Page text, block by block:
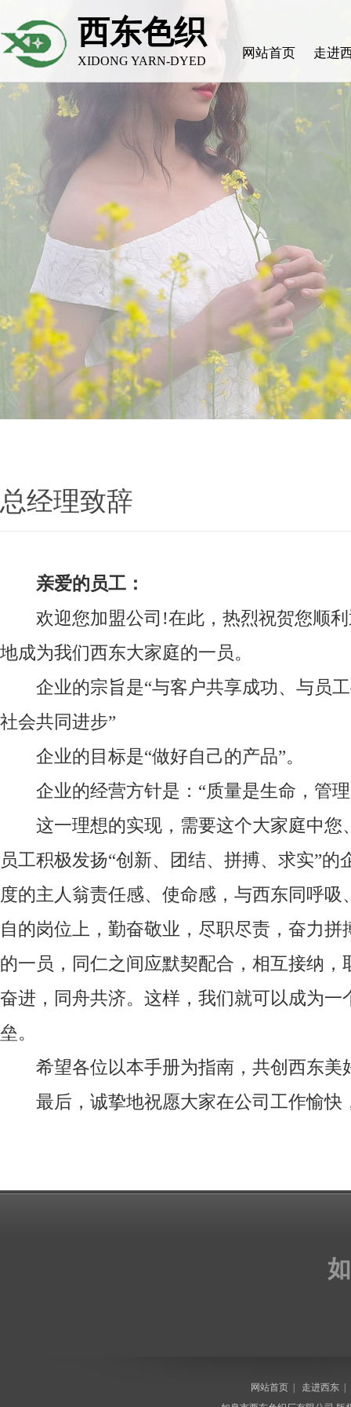
西东色织
XIDONG YARN-DYED
网站首页 走进
总经理致辞
亲爱的员工：
欢迎您加盟公司!在此，热烈祝贺您顺利
地成为我们西东大家庭的一员。
企业的宗旨是“与客户共享成功、与员工
社会共同进步”
企业的目标是“做好自己的产品”。
企业的经营方针是：“质量是生命，管理
这一理想的实现，需要这个大家庭中您
员工积极发扬“创新、团结、拼搏、求实”的
度的主人翁责任感、使命感，与西东同呼吸
自的岗位上，勤奋敬业，尽职尽责，奋力拼
的一员，同仁之间应默契配合，相互接纳，
奋进，同舟共济。这样，我们就可以成为一
垒。
希望各位以本手册为指南，共创西东美
最后，诚挚地祝愿大家在公司工作愉快
网站首页 走进西东